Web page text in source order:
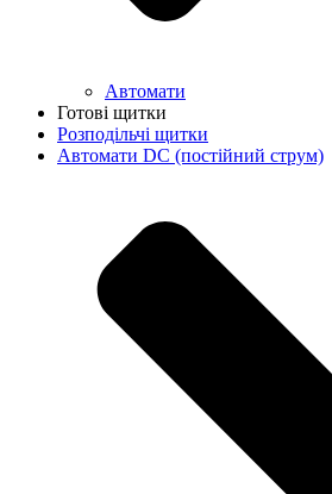
Автомати
Готові щитки
Розподільчі щитки
Автомати DC (постійний струм)